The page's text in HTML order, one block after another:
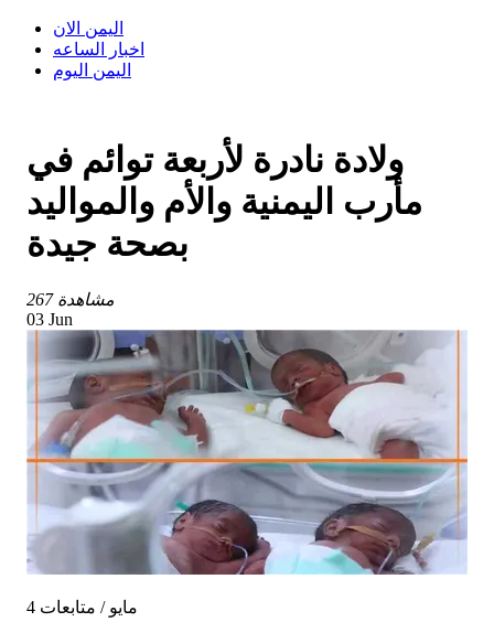
اليمن الان
اخبار الساعه
اليمن اليوم
ولادة نادرة لأربعة توائم في
مأرب اليمنية والأم والمواليد
بصحة جيدة
267 مشاهدة
03 Jun
4 مايو / متابعات